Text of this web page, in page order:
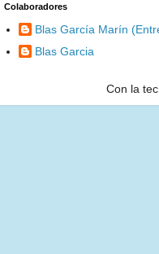
Colaboradores
Blas García Marín
Blas Garcia
Con la